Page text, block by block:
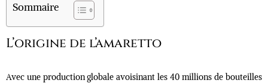
Sommaire
L’origine de l’amaretto
Avec une production globale avoisinant les 40 millions de bouteilles